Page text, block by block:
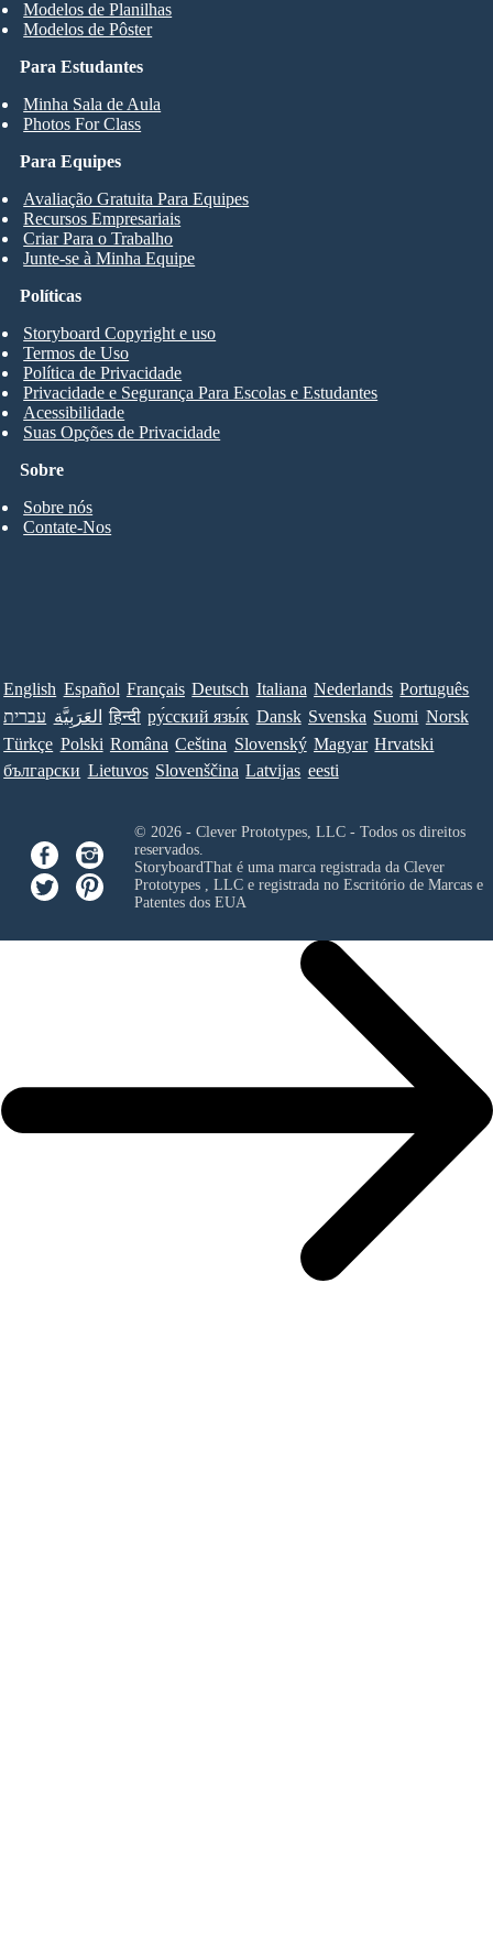
Para Estudantes
Minha Sala de Aula
Photos For Class
Modelos de Planilhas
Modelos de Pôster
Para Equipes
Avaliação Gratuita Para Equipes
Recursos Empresariais
Criar Para o Trabalho
Junte-se à Minha Equipe
Sobre
Sobre nós
Contate-Nos
Políticas
Storyboard Copyright e uso
Termos de Uso
Política de Privacidade
Privacidade e Segurança Para Escolas e Estudantes
Acessibilidade
Suas Opções de Privacidade
English Español Français Deutsch Italiana Nederlands Português
עברית العَرَبِيَّة हिन्दी ру́сский язы́к Dansk Svenska Suomi Norsk
Türkçe Polski Româna Ceština Slovenský Magyar Hrvatski
български Lietuvos Slovenščina Latvijas eesti
© 2026 - Clever Prototypes, LLC - Todos os direitos
reservados.
StoryboardThat é uma marca registrada da Clever
Prototypes , LLCe registrada no Escritório de Marcas e
Patentes dos EUA